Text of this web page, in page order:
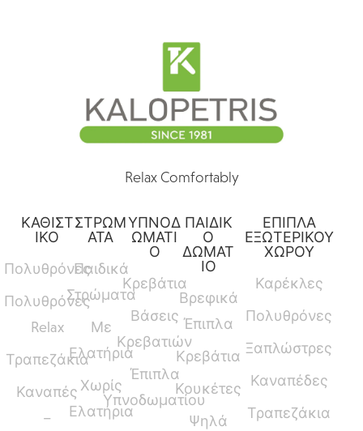
Relax Comfortably
ΚΑΘΙΣΤ
ΙΚΟ
Πολυθρόνες
Πολυθρόνες
Relax
Τραπεζάκια
Καναπές
–
ΣΤΡΩΜ
ΑΤΑ
Παιδικά
Στρώματα
Με
Ελατήρια
Χωρίς
Ελατήρια
ΥΠΝΟΔ
ΩΜΑΤΙ
Ο
Κρεβάτια
Βάσεις
Κρεβατιών
Έπιπλα
Υπνοδωματίου
ΠΑΙΔΙΚ
Ο
ΔΩΜΑΤ
ΙΟ
Βρεφικά
Έπιπλα
Κρεβάτια
Κουκέτες
Ψηλά
ΕΠΙΠΛΑ
ΕΞΩΤΕΡΙΚΟΥ
ΧΩΡΟΥ
Καρέκλες
Πολυθρόνες
Ξαπλώστρες
Καναπέδες
Τραπεζάκια